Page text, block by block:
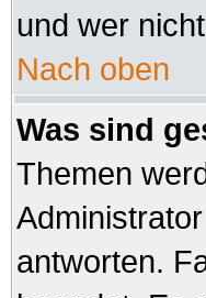
und wer
Nach oben
Was sind
Themen
antworten.